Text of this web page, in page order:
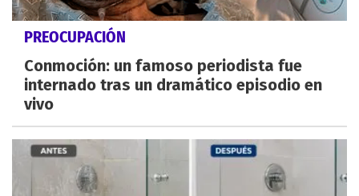
PREOCUPACIÓN
Conmoción: un famoso periodista fue
internado tras un dramático episodio en
vivo